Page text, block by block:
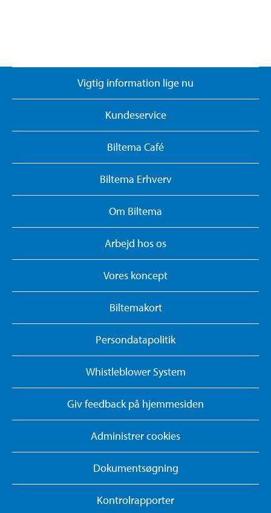
Vigtig information lige nu
Kundeservice
Biltema Café
Biltema Erhverv
Om Biltema
Arbejd hos os
Vores koncept
Biltemakort
Persondatapolitik
Whistleblower System
Giv feedback på hjemmesiden
Administrer cookies
Dokumentsøgning
Kontrolrapporter